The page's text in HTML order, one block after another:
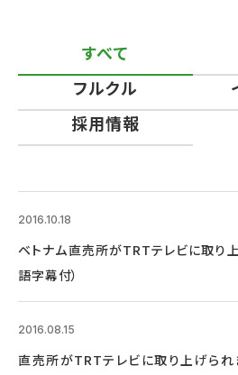
すべて
フルクル
採用情報
2016.10.18
ベトナム直売所がTRTテレビに取り
語字幕付）
2016.08.15
直売所がTRTテレビに取り上げられ